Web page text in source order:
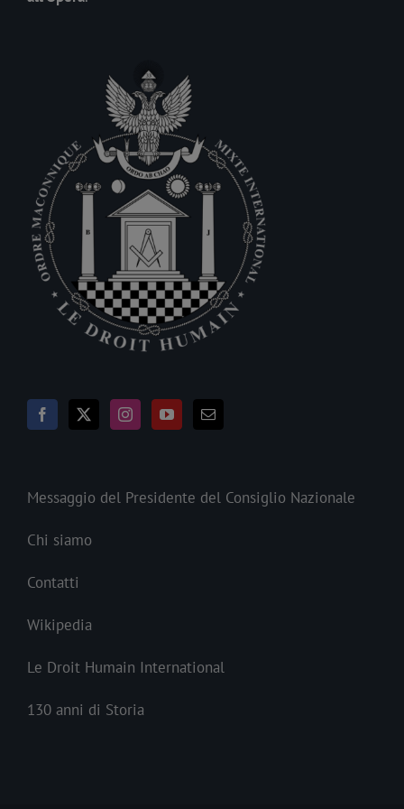
Messaggio del Presidente del Consiglio Nazionale
Chi siamo
Contatti
Wikipedia
Le Droit Humain International
130 anni di Storia